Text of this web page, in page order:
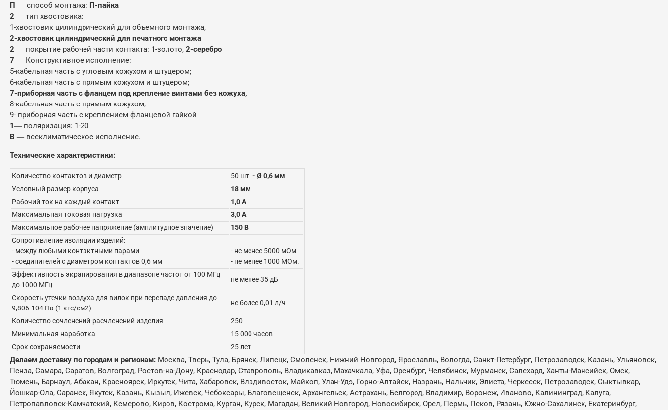
П ― способ монтажа: П-пайка
2 ― тип хвостовика:
1-хвостовик цилиндрический для объемного монтажа,
2-хвостовик цилиндрический для печатного монтажа
2 ― покрытие рабочей части контакта: 1-золото, 2-серебро
7 ― Конструктивное исполнение:
5-кабельная часть с угловым кожухом и штуцером;
6-кабельная часть с прямым кожухом и штуцером;
7-приборная часть с фланцем под крепление винтами без кожуха,
8-кабельная часть с прямым кожухом,
9- приборная часть с креплением фланцевой гайкой
1― поляризация: 1-20
В ― всеклиматическое исполнение.
Технические характеристики:
Количество контактов и диаметр 50 шт. - Ø 0,6 мм
Условный размер корпуса
18 мм
Рабочий ток на каждый контакт
1,0 А
Максимальная токовая нагрузка
3,0 А
Максимальное рабочее напряжение (амплитудное значение)
150 В
Сопротивление изоляции изделий:
- между любыми контактными парами
- соединителей с диаметром контактов 0,6 мм
- не менее 5000 мОм
- не менее 1000 МОм.
Эффективность экранирования в диапазоне частот от 100 МГц
до 1000 МГц
не менее 35 дБ
Скорость утечки воздуха для вилок при перепаде давления до
9,806·104 Па (1 кгс/см2)
не более 0,01 л/ч
Количество сочленений-расчленений изделия
250
Минимальная наработка
15 000 часов
Срок сохраняемости
25 лет
Делаем доставку по городам и регионам: Москва, Тверь, Тула, Брянск, Липецк, Смоленск, Нижний Новгород, Ярославль, Вологда, Санкт-Петербург, Петрозаводск, Казань, Ульяновск,
Пенза, Самара, Саратов, Волгоград, Ростов-на-Дону, Краснодар, Ставрополь, Владикавказ, Махачкала, Уфа, Оренбург, Челябинск, Мурманск, Салехард, Ханты-Мансийск, Омск,
Тюмень, Барнаул, Абакан, Красноярск, Иркутск, Чита, Хабаровск, Владивосток, Майкоп, Улан-Удэ, Горно-Алтайск, Назрань, Нальчик, Элиста, Черкесск, Петрозаводск, Сыктывкар,
Йошкар-Ола, Саранск, Якутск, Казань, Кызыл, Ижевск, Чебоксары, Благовещенск, Архангельск, Астрахань, Белгород, Владимир, Воронеж, Иваново, Калининград, Калуга,
Петропавловск-Камчатский, Кемерово, Киров, Кострома, Курган, Курск, Магадан, Великий Новгород, Новосибирск, Орел, Пермь, Псков, Рязань, Южно-Сахалинск, Екатеринбург,